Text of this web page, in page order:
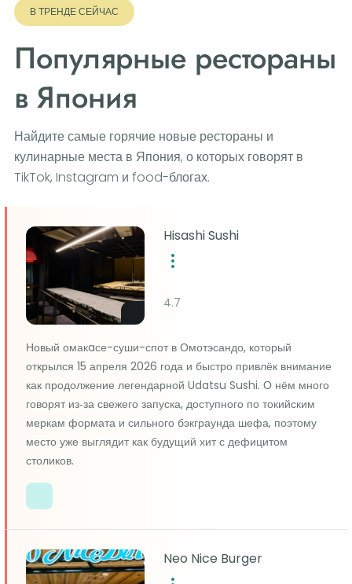
В ТРЕНДЕ СЕЙЧАС
Популярные рестораны
в Япония
Найдите самые горячие новые рестораны и
кулинарные места в Япония, о которых говорят в
TikTok, Instagram и food-блогах.
Hisashi Sushi
4.7
Новый омакaсе-суши-спот в Омотэсандо, который
открылся 15 апреля 2026 года и быстро привлёк внимание
как продолжение легендарной Udatsu Sushi. О нём много
говорят из‑за свежего запуска, доступного по токийским
меркам формата и сильного бэкграунда шефа, поэтому
место уже выглядит как будущий хит с дефицитом
столиков.
Neo Nice Burger